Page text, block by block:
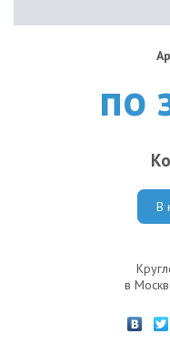
по
В
в